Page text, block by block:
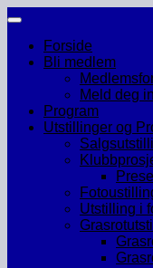
Skip
contentForside
Bli medlem
Meld deg
Program
Utstillinger og
Utstilling i